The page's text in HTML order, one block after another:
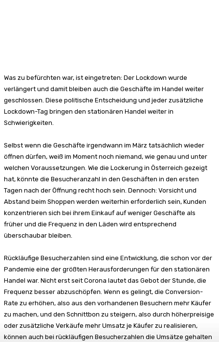
Was zu befürchten war, ist eingetreten: Der Lockdown wurde
verlängert und damit bleiben auch die Geschäfte im Handel weiter
geschlossen. Diese politische Entscheidung und jeder zusätzliche
Lockdown-Tag bringen den stationären Handel weiter in
Schwierigkeiten.
Selbst wenn die Geschäfte irgendwann im März tatsächlich wieder
öffnen dürfen, weiß im Moment noch niemand, wie genau und unter
welchen Voraussetzungen. Wie die Lockerung in Österreich gezeigt
hat, könnte die Besucheranzahl in den Geschäften in den ersten
Tagen nach der Öffnung recht hoch sein. Dennoch: Vorsicht und
Abstand beim Shoppen werden weiterhin erforderlich sein, Kunden
konzentrieren sich bei ihrem Einkauf auf weniger Geschäfte als
früher und die Frequenz in den Läden wird entsprechend
überschaubar bleiben.
Rückläufige Besucherzahlen sind eine Entwicklung, die schon vor der
Pandemie eine der größten Herausforderungen für den stationären
Handel war. Nicht erst seit Corona lautet das Gebot der Stunde, die
Frequenz besser abzuschöpfen. Wenn es gelingt, die Conversion-
Rate zu erhöhen, also aus den vorhandenen Besuchern mehr Käufer
zu machen, und den Schnittbon zu steigern, also durch höherpreisige
oder zusätzliche Verkäufe mehr Umsatz je Käufer zu realisieren,
können auch bei rückläufigen Besucherzahlen die Umsätze gehalten